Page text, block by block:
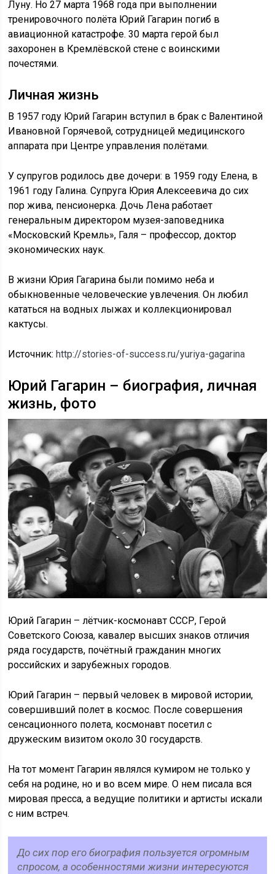
Луну. Но 27 марта 1968 года при выполнении
тренировочного полёта Юрий Гагарин погиб в
авиационной катастрофе. 30 марта герой был
захоронен в Кремлёвской стене с воинскими
почестями.
Личная жизнь
В 1957 году Юрий Гагарин вступил в брак с Валентиной
Ивановной Горячевой, сотрудницей медицинского
аппарата при Центре управления полётами.
У супругов родилось две дочери: в 1959 году Елена, в
1961 году Галина. Супруга Юрия Алексеевича до сих
пор жива, пенсионерка. Дочь Лена работает
генеральным директором музея-заповедника
«Московский Кремль», Галя – профессор, доктор
экономических наук.
В жизни Юрия Гагарина были помимо неба и
обыкновенные человеческие увлечения. Он любил
кататься на водных лыжах и коллекционировал
кактусы.
Источник: http://stories-of-success.ru/yuriya-gagarina
Юрий Гагарин – биография, личная
жизнь, фото
Юрий Гагарин – лётчик-космонавт СССР, Герой
Советского Союза, кавалер высших знаков отличия
ряда государств, почётный гражданин многих
российских и зарубежных городов.
Юрий Гагарин – первый человек в мировой истории,
совершивший полет в космос. После совершения
сенсационного полета, космонавт посетил с
дружеским визитом около 30 государств.
На тот момент Гагарин являлся кумиром не только у
себя на родине, но и во всем мире. О нем писала вся
мировая пресса, а ведущие политики и артисты искали
с ним встреч.
До сих пор его биография пользуется огромным
спросом, а особенностями жизни интересуются